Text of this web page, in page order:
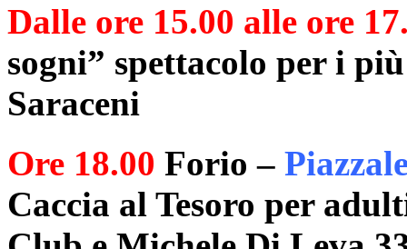
Dalle ore 15.00 alle ore
sogni” spettacolo per i
Saraceni
Ore 18.00 Forio –
Caccia al Tesoro per